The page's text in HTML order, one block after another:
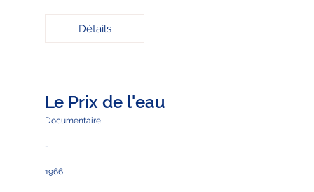
Détails
Le Prix de l'eau
Documentaire
-
1966